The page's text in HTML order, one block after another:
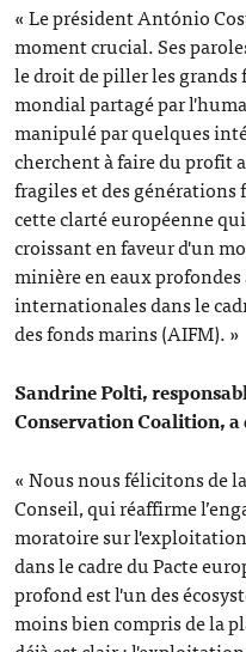
« Le président António
moment crucial. Ses
le droit de piller les
mondial partagé par
manipulé par quelques
cherchent à faire du profit
fragiles et des
cette clarté européenne
croissant en faveur d'un
minière en eaux
internationales dans le
des fonds marins (AIFM). »
Sandrine Polti,
Conservation Coalition, a
« Nous nous félicitons de
Conseil, qui réaffirme
moratoire sur
dans le cadre du Pacte
profond est l'un des
moins bien compris de la